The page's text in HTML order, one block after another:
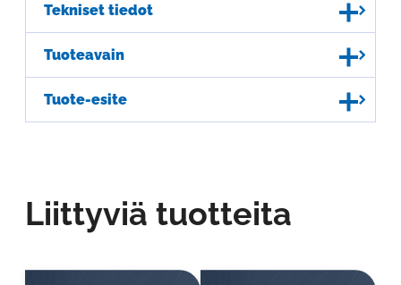
Tekniset tiedot
Tuoteavain
Tuote-esite
Liittyviä tuotteita